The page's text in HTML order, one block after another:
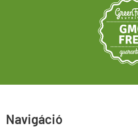
Navigáció